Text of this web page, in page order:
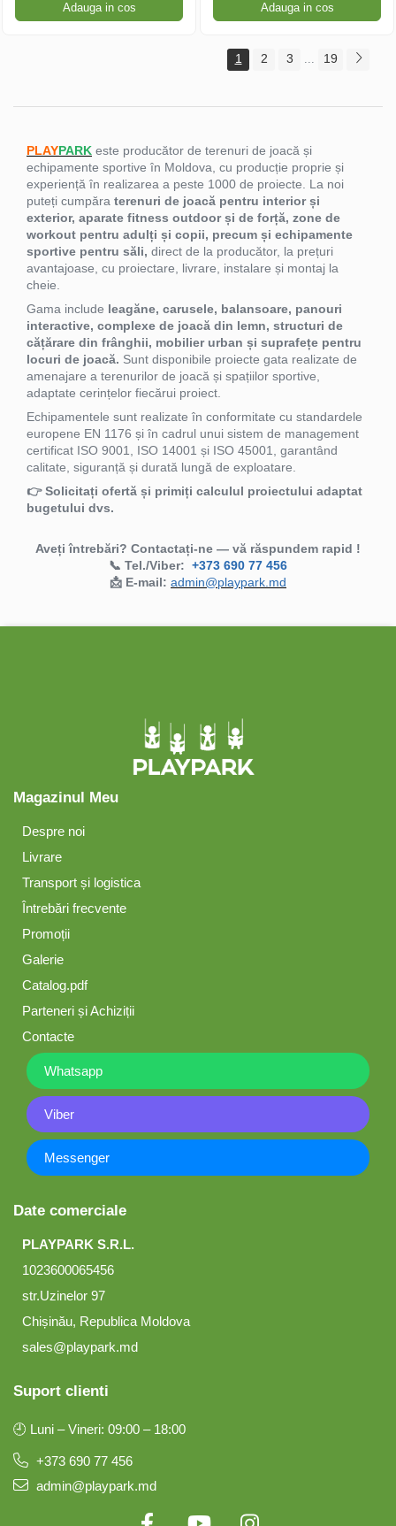
Adauga in cos Adauga in cos
1 2 3 ... 19
PLAYPARK este producător de terenuri de joacă și
echipamente sportive în Moldova, cu producție proprie și
experiență în realizarea a peste 1000 de proiecte. La noi
puteți cumpăra terenuri de joacă pentru interior și
exterior, aparate fitness outdoor și de forță, zone de
workout pentru adulți și copii, precum și echipamente
sportive pentru săli, direct de la producător, la prețuri
avantajoase, cu proiectare, livrare, instalare și montaj la
cheie.
Gama include leagăne, carusele, balansoare, panouri
interactive, complexe de joacă din lemn, structuri de
cățărare din frânghii, mobilier urban și suprafețe pentru
locuri de joacă. Sunt disponibile proiecte gata realizate de
amenajare a terenurilor de joacă și spațiilor sportive,
adaptate cerințelor fiecărui proiect.
Echipamentele sunt realizate în conformitate cu standardele
europene EN 1176 și în cadrul unui sistem de management
certificat ISO 9001, ISO 14001 și ISO 45001, garantând
calitate, siguranță și durată lungă de exploatare.
👉 Solicitați ofertă și primiți calculul proiectului adaptat
bugetului dvs.
Aveți întrebări? Contactați-ne — vă răspundem rapid !
📞 Tel./Viber: +373 690 77 456
📩 E-mail: admin@playpark.md
Magazinul Meu
Despre noi
Livrare
Transport și logistica
Întrebări frecvente
Promoții
Galerie
Catalog.pdf
Parteneri și Achiziții
Contacte
Whatsapp
Viber
Messenger
Date comerciale
PLAYPARK S.R.L.
1023600065456
str.Uzinelor 97
Chișinău, Republica Moldova
sales@playpark.md
Suport clienti
🕘 Luni – Vineri: 09:00 – 18:00
+373 690 77 456
admin@playpark.md